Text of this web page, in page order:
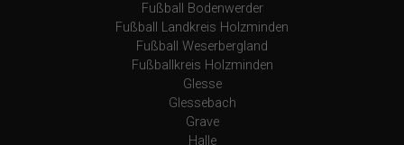
Fußball Bodenwerder
Fußball Landkreis Holzminden
Fußball Weserbergland
Fußballkreis Holzminden
Glesse
Glessebach
Grave
Halle